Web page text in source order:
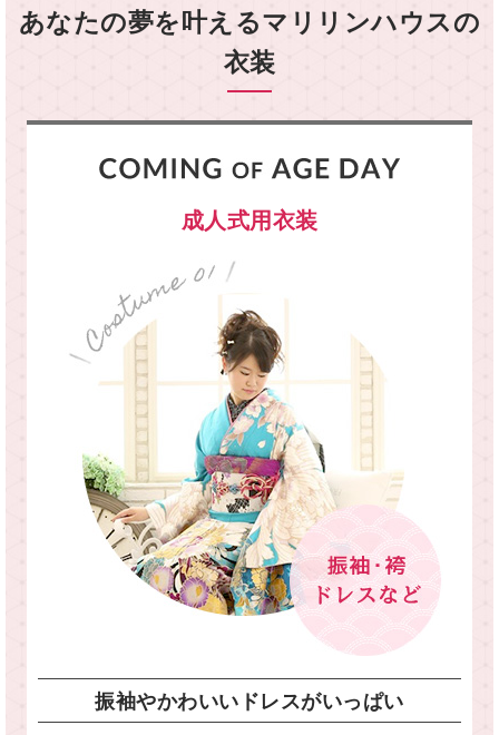
あなたの夢を叶えるマリリンハウスの
衣装
成人式用衣装
振袖やかわいいドレスがいっぱい